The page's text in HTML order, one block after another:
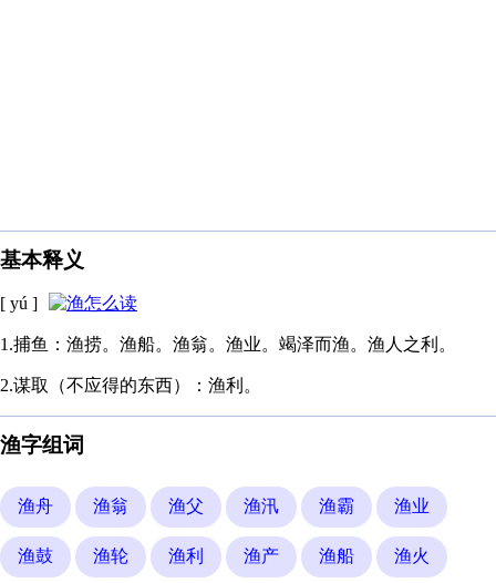
基本释义
[ yú ]
1.捕鱼：渔捞。渔船。渔翁。渔业。竭泽而渔。渔人之利。
2.谋取（不应得的东西）：渔利。
渔字组词
渔舟 渔翁 渔父 渔汛 渔霸 渔业
渔鼓 渔轮 渔利 渔产 渔船 渔火